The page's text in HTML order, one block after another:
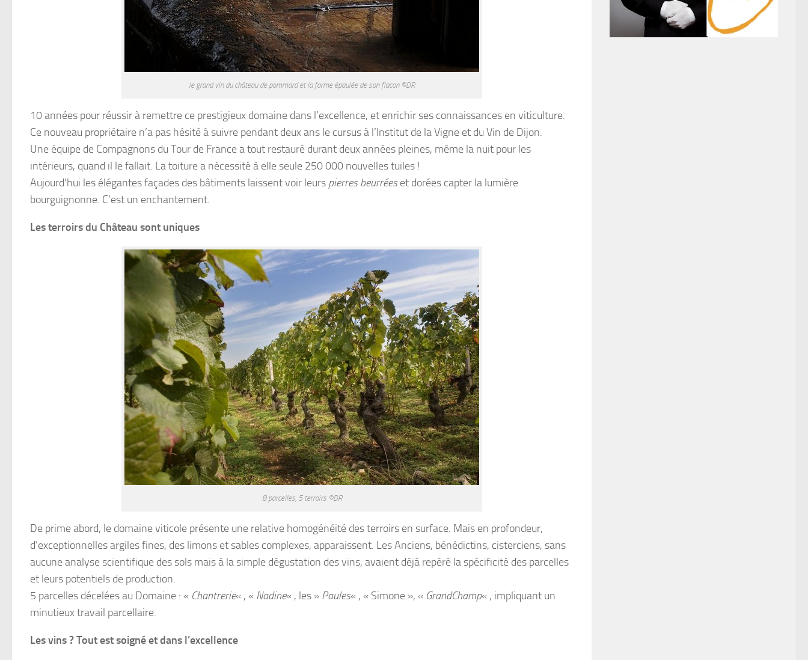
le grand vin du château de pommard et la forme épaulée de son flacon ©DR
10 années pour réussir à remettre ce prestigieux domaine dans l’excellence, et enrichir ses connaissances en viticulture.
Ce nouveau propriétaire n’a pas hésité à suivre pendant deux ans le cursus à l’Institut de la Vigne et du Vin de Dijon.
Une équipe de Compagnons du Tour de France a tout restauré durant deux années pleines, même la nuit pour les
intérieurs, quand il le fallait. La toiture a nécessité à elle seule 250 000 nouvelles tuiles !
Aujourd’hui les élégantes façades des bâtiments laissent voir leurs pierres beurréeset dorées capter la lumière
bourguignonne. C’est un enchantement.
Les terroirs du Château sont uniques
8 parcelles, 5 terroirs ©DR
De prime abord, le domaine viticole présente une relative homogénéité des terroirs en surface. Mais en profondeur,
d’exceptionnelles argiles fines, des limons et sables complexes, apparaissent. Les Anciens, bénédictins, cisterciens, sans
aucune analyse scientifique des sols mais à la simple dégustation des vins, avaient déjà repéré la spécificité des parcelles
et leurs potentiels de production.
5 parcelles décelées au Domaine : « Chantrerie« , « Nadine« , les » Paules« , « Simone », « GrandChamp« , impliquant un
minutieux travail parcellaire.
Les vins ? Tout est soigné et dans l’excellence